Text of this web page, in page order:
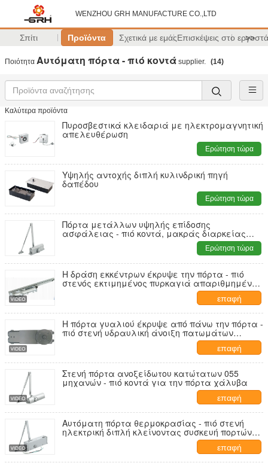
WENZHOU GRH MANUFACTURE CO.,LTD
Σπίτι Προϊόντα Σχετικά με εμάςΕπισκέψεις στο >>
Ποιότητα Αυτόματη πόρτα - πιό κοντά supplier. (14)
Καλύτερα προϊόντα
Πυροσβεστικά κλειδαριά με ηλεκτρομαγνητική
απελευθέρωση
Ερώτηση τώρα
Υψηλής αντοχής διπλή κυλινδρική πηγή
δαπέδου
Ερώτηση τώρα
Πόρτα μετάλλων υψηλής επίδοσης
ασφάλειας - πιό κοντά, μακράς διαρκείας
Ερώτηση τώρα
Η δράση εκκέντρων έκρυψε την πόρτα - πιό
στενός εκτιμημένος πυρκαγιά απαριθμημένος
επαφή
Η πόρτα γυαλιού έκρυψε από πάνω την πόρτα -
πιό στενή υδραυλική άνοιξη πατωμάτων
αρθρώσεων πατωμάτων ταχύτητας
επαφή
Στενή πόρτα ανοξείδωτου κατώτατων 055
μηχανών - πιό κοντά για την πόρτα χάλυβα
επαφή
Αυτόματη πόρτα θερμοκρασίας - πιό στενή
ηλεκτρική διπλή κλείνοντας συσκευή πορτών
επαφή